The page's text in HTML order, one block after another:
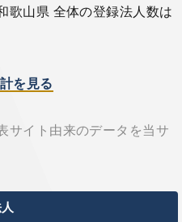
歌山県 全体の登録法人数は
を見る
サイト由来のデータを当サ